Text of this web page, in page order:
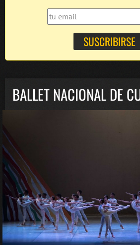
BALLET NACIONAL DE